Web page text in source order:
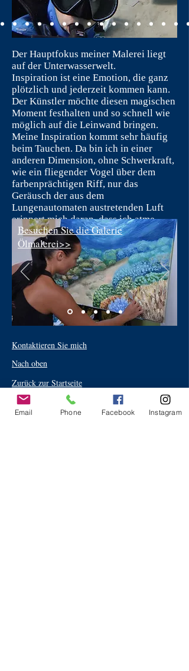
Der Hauptfokus meiner Malerei liegt
auf der Unterwasserwelt.
Inspiration ist eine Emotion, die ganz
plötzlich und jederzeit kommen kann.
Der Künstler möchte diesen magischen
Moment festhalten und so schnell wie
möglich auf die Leinwand bringen.
Meine Inspiration kommt sehr häufig
beim Tauchen. Da bin ich in einer
anderen Dimension, ohne Schwerkraft,
wie ein fliegender Vogel über dem
farbenprächtigen Riff, nur das
Geräusch der aus dem
Lungenautomaten austretenden Luft
erinnert mich daran, dass ich atme.
Besuchen Sie die Galerie
Ölmalerei>>
Kontaktieren Sie mich
Nach oben
Zurück zur Startseite
Email Phone Facebook Instagram